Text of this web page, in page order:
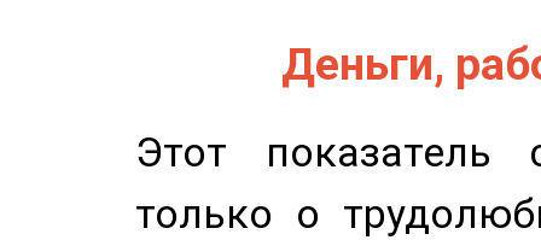
Деньги,
Этот показатель
только о